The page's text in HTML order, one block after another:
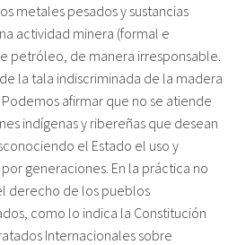
metales pesados y sustancias
actividad minera (formal e
petróleo, de manera irresponsable.
la tala indiscriminada de la madera
afirmar que no se atiende
indígenas y ribereñas que desean
el Estado el uso y
generaciones. En la práctica no
derecho de los pueblos
como lo indica la Constitución
Internacionales sobre